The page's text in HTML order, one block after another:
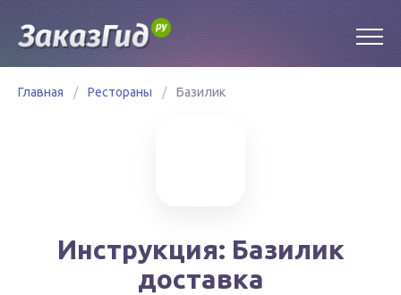
Главная / Рестораны / Базилик
Инструкция: Базилик
доставка